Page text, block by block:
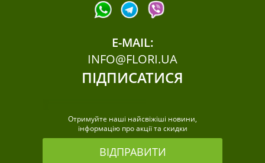
ПІДПИСАТИСЯ
Отримуйте наші найсвіжіші новини,
інформацію про акції та скидки
ВІДПРАВИТИ
E-MAIL:
INFO@FLORI.UA